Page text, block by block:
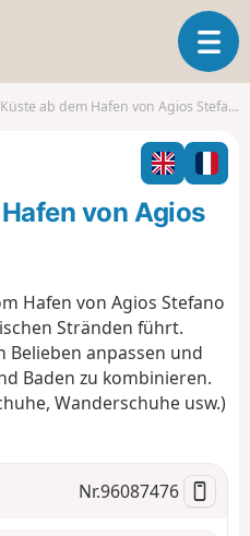
T
o
l
n
a
n
ab dem Hafen von Agios Stefano
von Agios
Hafen von Agios Stefano
Stränden führt.
Belieben anpassen und
Baden zu kombinieren.
Wanderschuhe usw.)
Nr.96087476